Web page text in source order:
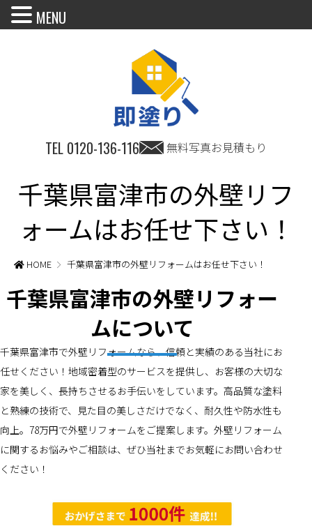
TEL 0120-136-116 無料写真お見積もり
千葉県富津市の外壁リフ
ォームはお任せ下さい！
HOME 千葉県富津市の外壁リフォームはお任せ下さい！
千葉県富津市の外壁リフォー
ムについて
千葉県富津市で外壁リフォームなら、信頼と実績のある当社にお
任せください！地域密着型のサービスを提供し、お客様の大切な
家を美しく、長持ちさせるお手伝いをしています。高品質な塗料
と熟練の技術で、見た目の美しさだけでなく、耐久性や防水性も
向上。78万円で外壁リフォームをご提案します。外壁リフォーム
に関するお悩みやご相談は、ぜひ当社までお気軽にお問い合わせ
ください！
MENU